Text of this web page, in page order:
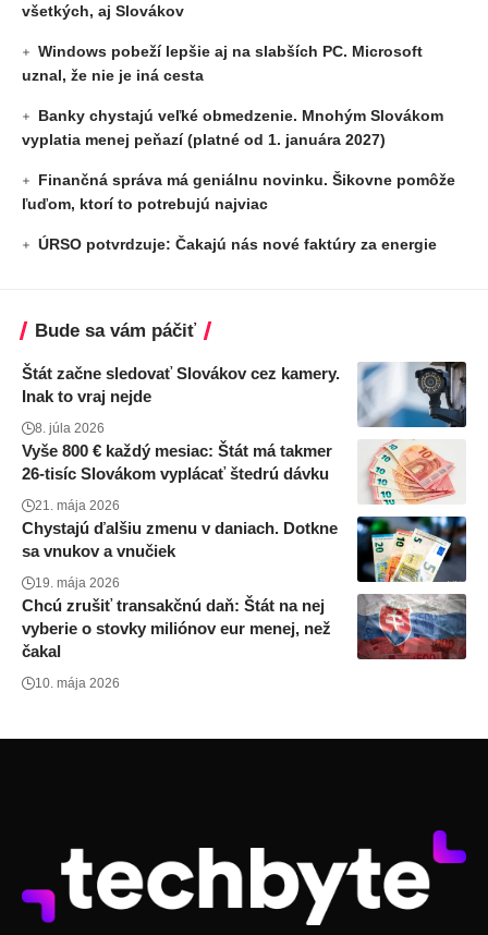
všetkých, aj Slovákov
Windows pobeží lepšie aj na slabších PC. Microsoft
uznal, že nie je iná cesta
Banky chystajú veľké obmedzenie. Mnohým Slovákom
vyplatia menej peňazí (platné od 1. januára 2027)
Finančná správa má geniálnu novinku. Šikovne pomôže
ľuďom, ktorí to potrebujú najviac
ÚRSO potvrdzuje: Čakajú nás nové faktúry za energie
Bude sa vám páčiť
Štát začne sledovať Slovákov cez kamery.
Inak to vraj nejde
8. júla 2026
Vyše 800 € každý mesiac: Štát má takmer
26-tisíc Slovákom vyplácať štedrú dávku
21. mája 2026
Chystajú ďalšiu zmenu v daniach. Dotkne
sa vnukov a vnučiek
19. mája 2026
Chcú zrušiť transakčnú daň: Štát na nej
vyberie o stovky miliónov eur menej, než
čakal
10. mája 2026